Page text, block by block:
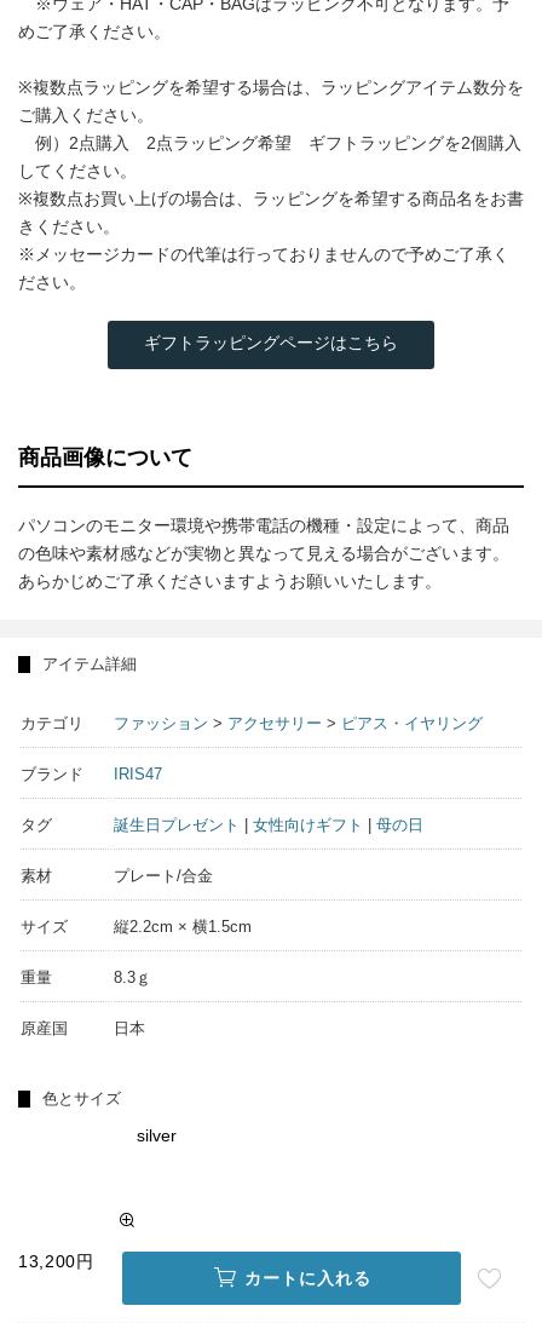
めご了承ください。
※複数点ラッピングを希望する場合は、ラッピングアイテム数分を
ご購入ください。
例）2点購入 2点ラッピング希望 ギフトラッピングを2個購入
してください。
※複数点お買い上げの場合は、ラッピングを希望する商品名をお書
きください。
※メッセージカードの代筆は行っておりませんので予めご了承く
ださい。
ギフトラッピングページはこちら
商品画像について
パソコンのモニター環境や携帯電話の機種・設定によって、商品
の色味や素材感などが実物と異なって見える場合がございます。
あらかじめご了承くださいますようお願いいたします。
アイテム詳細
カテゴリ ファッション > アクセサリー > ピアス・イヤリング
ブランド IRIS47
タグ 誕生日プレゼント | 女性向けギフト | 母の日
素材 プレート/合金
サイズ 縦2.2cm × 横1.5cm
重量 8.3ｇ
原産国 日本
色とサイズ
silver
13,200円
カートに入れる